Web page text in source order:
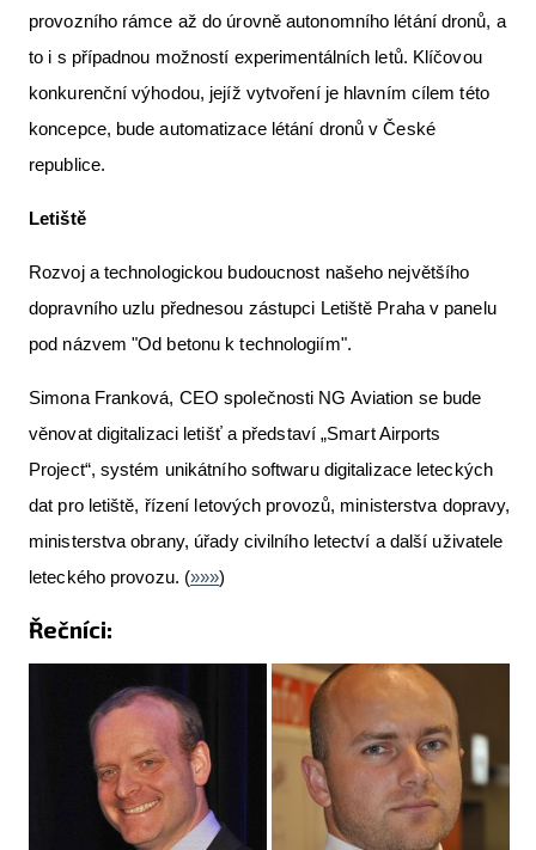
provozního rámce až do úrovně autonomního létání dronů, a
to i s případnou možností experimentálních letů. Klíčovou
konkurenční výhodou, jejíž vytvoření je hlavním cílem této
koncepce, bude automatizace létání dronů v České
republice.
Letiště
Rozvoj a technologickou budoucnost našeho největšího
dopravního uzlu přednesou zástupci Letiště Praha v panelu
pod názvem "Od betonu k technologiím".
Simona Franková, CEO společnosti NG Aviation se bude
věnovat digitalizaci letišť a představí „Smart Airports
Project“, systém unikátního softwaru digitalizace leteckých
dat pro letiště, řízení letových provozů, ministerstva dopravy,
ministerstva obrany, úřady civilního letectví a další uživatele
leteckého provozu. (»»»)
Řečníci: